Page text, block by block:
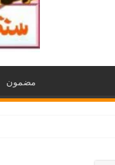
مضمون